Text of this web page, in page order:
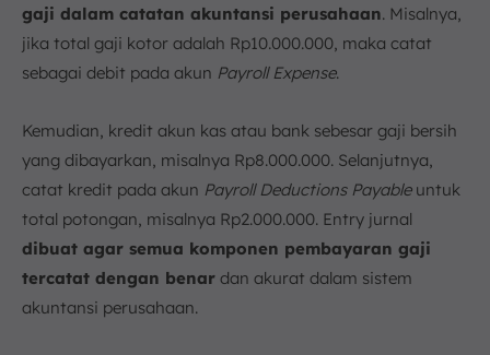
gaji dalam catatan akuntansi perusahaan. Misalnya,
jika total gaji kotor adalah Rp10.000.000, maka catat
sebagai debit pada akun Payroll Expense.
Kemudian, kredit akun kas atau bank sebesar gaji bersih
yang dibayarkan, misalnya Rp8.000.000. Selanjutnya,
catat kredit pada akun Payroll Deductions Payableuntuk
total potongan, misalnya Rp2.000.000. Entry jurnal
dibuat agar semua komponen pembayaran gaji
tercatat dengan benar dan akurat dalam sistem
akuntansi perusahaan.